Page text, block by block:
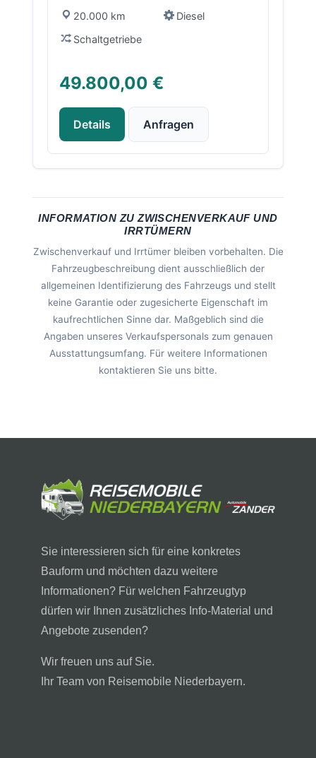
20.000 km
Diesel
Schaltgetriebe
49.800,00 €
Details Anfragen
INFORMATION ZU ZWISCHENVERKAUF UND
IRRTÜMERN
Zwischenverkauf und Irrtümer bleiben vorbehalten. Die
Fahrzeugbeschreibung dient ausschließlich der
allgemeinen Identifizierung des Fahrzeugs und stellt
keine Garantie oder zugesicherte Eigenschaft im
kaufrechtlichen Sinne dar. Maßgeblich sind die
Angaben unseres Verkaufspersonals zum genauen
Ausstattungsumfang. Für weitere Informationen
kontaktieren Sie uns bitte.
Sie interessieren sich für eine konkretes
Bauform und möchten dazu weitere
Informationen? Für welchen Fahrzeugtyp
dürfen wir Ihnen zusätzliches Info-Material und
Angebote zusenden?
Wir freuen uns auf Sie.
Ihr Team von Reisemobile Niederbayern.